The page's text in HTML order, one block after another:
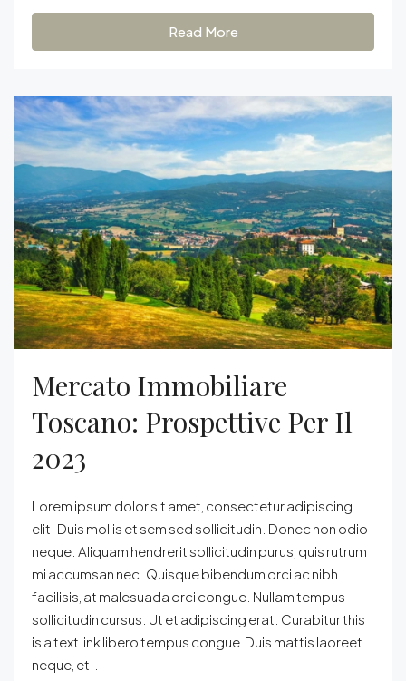
Read More
Mercato Immobiliare
Toscano: Prospettive Per Il
2023
Lorem ipsum dolor sit amet, consectetur adipiscing
elit. Duis mollis et sem sed sollicitudin. Donec non odio
neque. Aliquam hendrerit sollicitudin purus, quis rutrum
mi accumsan nec. Quisque bibendum orci ac nibh
facilisis, at malesuada orci congue. Nullam tempus
sollicitudin cursus. Ut et adipiscing erat. Curabitur this
is a text link libero tempus congue.Duis mattis laoreet
neque, et...